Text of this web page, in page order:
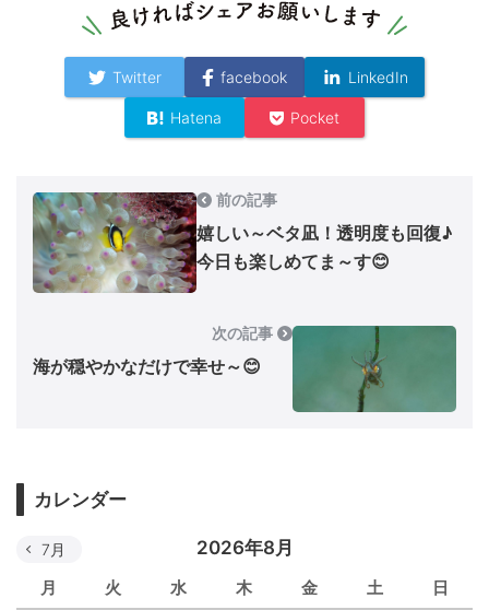
Twitter facebook LinkedIn
Hatena Pocket
前の記事
嬉しい～ベタ凪！透明度も回復♪
今日も楽しめてま～す😊
次の記事
海が穏やかなだけで幸せ～😊
カレンダー
2026年8月
月 火 水 木 金 土 日
7月